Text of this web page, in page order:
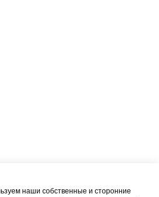
наши собственные и сторонние